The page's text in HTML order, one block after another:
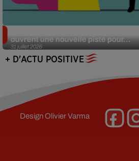
31 juillet 2026
ouvrent une nouvelle piste pour...
+ D'ACTU POSITIVE
DesignOlivier Varma